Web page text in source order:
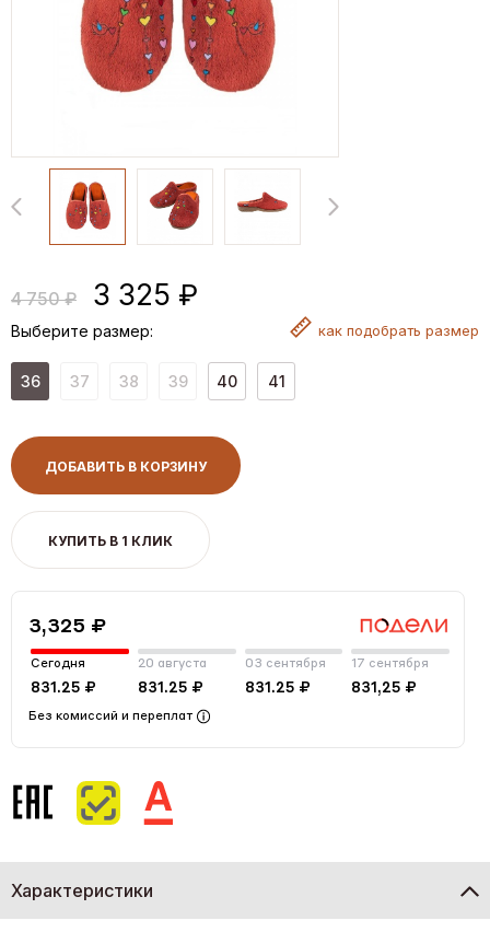
4 750 ₽ 3 325 ₽
Выберите размер: как подобрать размер
36 37 38 39 40 41
ДОБАВИТЬ В КОРЗИНУ
КУПИТЬ В 1 КЛИК
3,325 ₽
Сегодня
831.25 ₽
20 августа
831.25 ₽
03 сентября
831.25 ₽
17 сентября
831,25 ₽
Без комиссий и переплат
Характеристики